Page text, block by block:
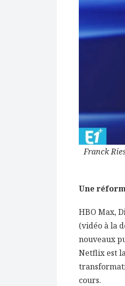
Franck
Une
HBO Max,
(vidéo à la
nouveaux
Netflix est
cours.